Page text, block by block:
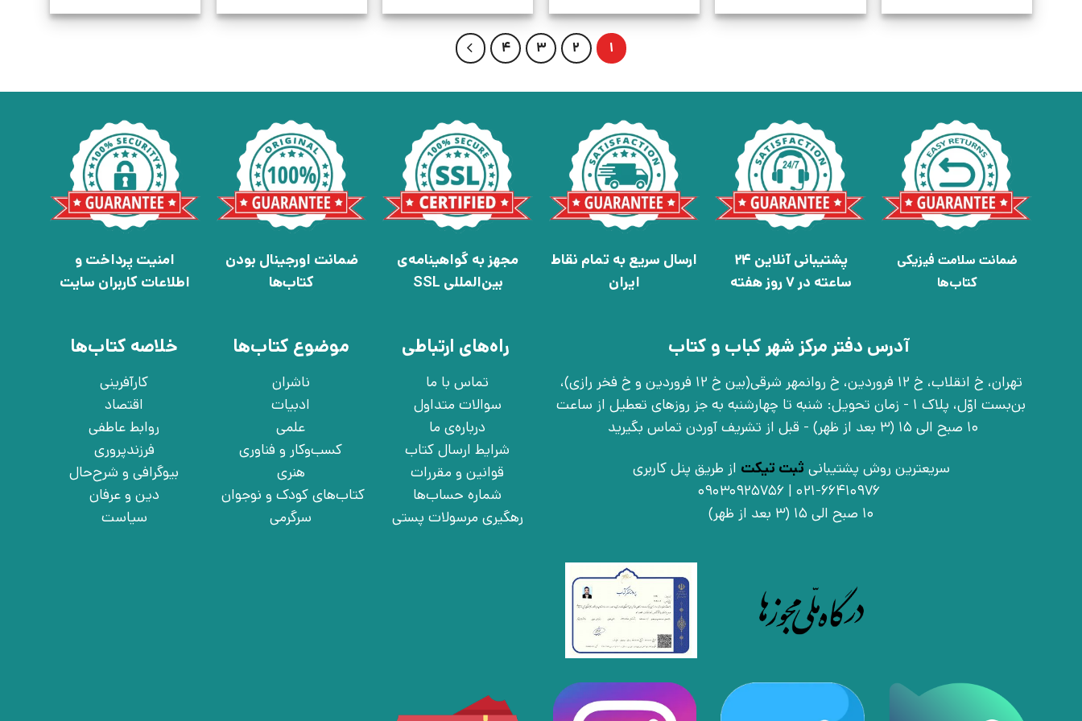
1
2
3
4
ضمانت سلامت فیزیکی
کتاب‌ها
پشتیبانی آنلاین 24
ساعته در 7 روز هفته
ارسال سریع به تمام نقاط
ایران
مجهز به گواهینامه‌ی
بین‌المللی SSL
ضمانت اورجینال بودن
کتاب‌ها
امنیت پرداخت و
اطلاعات کاربران سایت
آدرس دفتر مرکز شهر کباب و کتاب
تهران، خ انقلاب، خ 12 فروردین، خ روانمهر شرقی(بین خ 12 فروردین و خ فخر رازی)،
بن‌بست اوّل، پلاک 1 - زمان تحویل: شنبه تا چهارشنبه به جز روزهای تعطیل از ساعت
10 صبح الی 15 (3 بعد از ظهر) - قبل از تشریف آوردن تماس بگیرید
سریعترین روش پشتیبانی ثبت تیکت از طریق پنل کاربری
10 صبح الی 15 (3 بعد از ظهر)
راه‌های ارتباطی
تماس با ما
سوالات متداول
درباره‌ی ما
شرایط ارسال کتاب
قوانین و مقررات
شماره حساب‌ها
رهگیری مرسولات پستی
موضوع کتاب‌ها
ناشران
ادبیات
علمی
کسب‌وکار و فناوری
هنری
کتاب‌های کودک و نوجوان
سرگرمی
خلاصه کتاب‌ها
کارآفرینی
اقتصاد
روابط عاطفی
فرزندپروری
بیوگرافی و شرح‌حال
دین و عرفان
سیاست